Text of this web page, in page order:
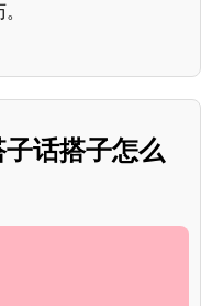
话搭子怎么